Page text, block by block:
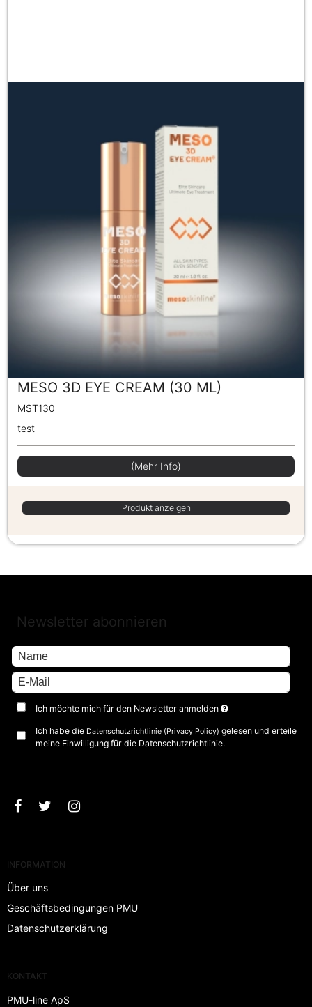
MESO 3D EYE CREAM (30 ML)
MST130
test
(Mehr Info)
Produkt anzeigen
Newsletter abonnieren
Ich möchte mich für den Newsletter anmelden
Ich habe die Datenschutzrichtlinie (Privacy Policy) gelesen und erteile
meine Einwilligung für die Datenschutzrichtlinie.
INFORMATION
Über uns
Geschäftsbedingungen PMU
Datenschutzerklärung
KONTAKT
PMU-line ApS